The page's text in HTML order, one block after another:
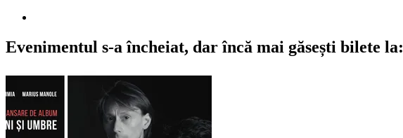
Evenimentul s-a încheiat, dar încă mai găsești bilete la: